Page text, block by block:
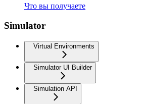
Что вы получаете
Simulator
Virtual Environments
Simulator UI Builder
Simulation API